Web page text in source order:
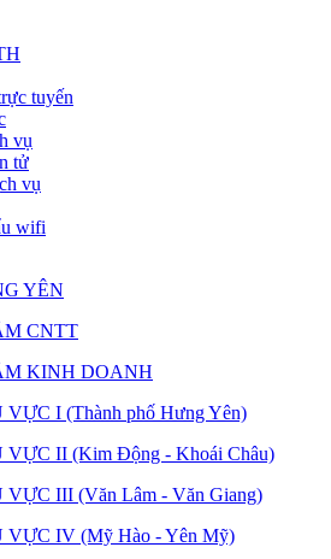
tuyến
vụ
tử
vụ
wifi
YÊN
CNTT
KINH DOANH
I (Thành phố Hưng Yên)
II (Kim Động - Khoái Châu)
III (Văn Lâm - Văn Giang)
IV (Mỹ Hào - Yên Mỹ)